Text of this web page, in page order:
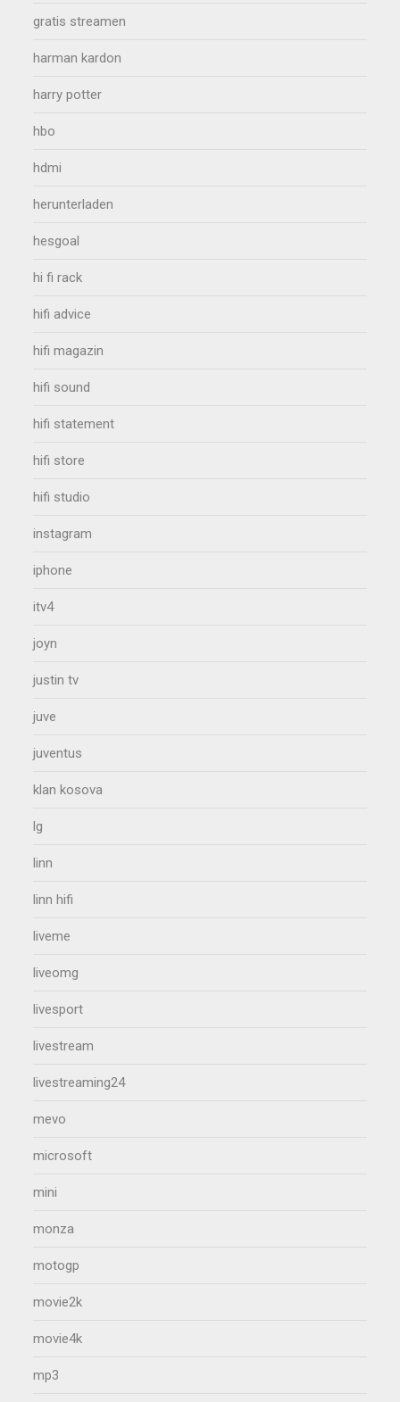
gratis streamen
harman kardon
harry potter
hbo
hdmi
herunterladen
hesgoal
hi fi rack
hifi advice
hifi magazin
hifi sound
hifi statement
hifi store
hifi studio
instagram
iphone
itv4
joyn
justin tv
juve
juventus
klan kosova
lg
linn
linn hifi
liveme
liveomg
livesport
livestream
livestreaming24
mevo
microsoft
mini
monza
motogp
movie2k
movie4k
mp3